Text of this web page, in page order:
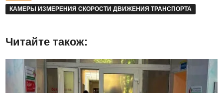
КАМЕРЫ ИЗМЕРЕНИЯ СКОРОСТИ ДВИЖЕНИЯ ТРАНСПОРТА
Читайте також: